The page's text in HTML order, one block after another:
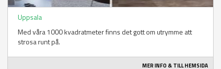
Uppsala
Med våra 1000 kvadratmeter finns det gott om utrymme att
strosa runt på.
MER INFO & TILL HEMSIDA